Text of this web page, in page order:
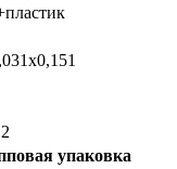
упаковка